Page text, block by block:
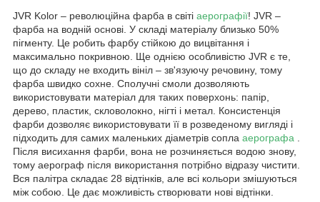
JVR Kolor – революційна фарба в світі аерографії! JVR –
фарба на водній основі. У складі матеріалу близько 50%
пігменту. Це робить фарбу стійкою до вицвітання і
максимально покривною. Ще однією особливістю JVR є те,
що до складу не входить вініл – зв'язуючу речовину, тому
фарба швидко сохне. Сполучні смоли дозволяють
використовувати матеріал для таких поверхонь: папір,
дерево, пластик, скловолокно, нігті і метал. Консистенція
фарби дозволяє використовувати її в розведеному вигляді і
підходить для самих маленьких діаметрів сопла аерографа
Після висихання фарби, вона не розчиняється водою знову,
тому аерограф після використання потрібно відразу чистити.
Вся палітра складає 28 відтінків, але всі кольори змішуються
між собою. Це дає можливість створювати нові відтінки.